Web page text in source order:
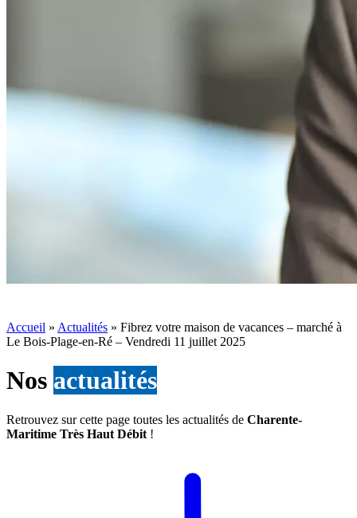
Accueil » Actualités » Fibrez votre maison de vacances – marché à
Le Bois-Plage-en-Ré – Vendredi 11 juillet 2025
Nos actualités
Retrouvez sur cette page toutes les actualités de Charente-
Maritime Très Haut Débit !